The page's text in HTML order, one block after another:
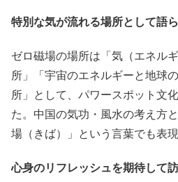
特別な気が流れる場所として語
ゼロ磁場の場所は「気（エネル
所」「宇宙のエネルギーと地球
所」として、パワースポット文
た。中国の気功・風水の考え方
場（きば）」という言葉でも表現
心身のリフレッシュを期待して